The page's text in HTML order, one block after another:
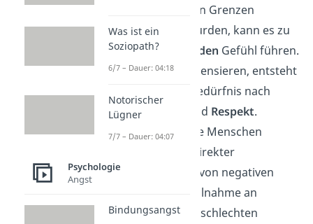
Wenn die eigenen Grenzen
überschritten wurden, kann es zu
einemabwertenden Gefühl führen.
Um das zu kompensieren, entsteht
oft ein starkes Bedürfnis nach
Anerkennung
und Respekt.
Passiv aggressive Menschen
befürchten bei direkter
Kommunikation von negativen
Gefühlen und Teilnahme an
Konflikten einen schlechten
Was ist ein
Soziopath?
6/7 – Dauer: 04:18
Notorischer
Lügner
7/7 – Dauer: 04:07
Psychologie
Angst
Bindungsangst